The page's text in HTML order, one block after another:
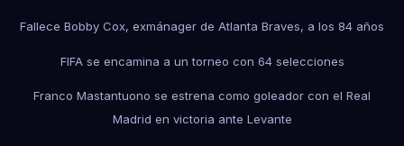
Fallece Bobby Cox, exmánager de Atlanta Braves, a los 84 años
FIFA se encamina a un torneo con 64 selecciones
Franco Mastantuono se estrena como goleador con el Real
Madrid en victoria ante Levante